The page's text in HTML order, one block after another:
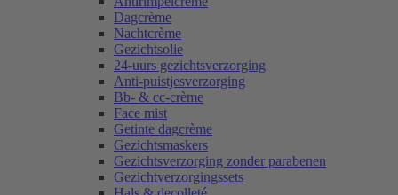
Dagcrème
Nachtcrème
Gezichtsolie
24-uurs gezichtsverzorging
Anti-puistjesverzorging
Bb- & cc-crème
Face mist
Getinte dagcrème
Gezichtsmaskers
Gezichtsverzorging zonder parabenen
Gezichtverzorgingssets